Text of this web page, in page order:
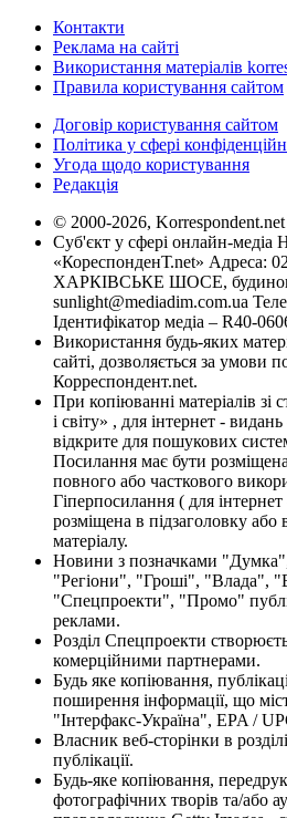
Контакти
Реклама на сайті
Використання матеріалів
Правила користування сайтом
Договір користування сайтом
Політика у сфері
Угода щодо користування
Редакція
© 2000-2026, Korrespondent.net
Суб'єкт у сфері онлайн-медіа
«КореспонденТ.net» Адреса:
ХАРКІВСЬКЕ ШОСЕ, будинок
sunlight@mediadim.com.ua
Ідентифікатор медіа – R40-
Використання будь-яких
сайті, дозволяється за умови
Корреспондент.net.
При копіюванні матеріалів
і світу» , для інтернет -
відкрите для пошукових
Посилання має бути
повного або часткового
Гіперпосилання ( для
розміщена в підзаголовку або
матеріалу.
Новини з позначками
"Регіони", "Гроші", "Влада",
"Спецпроекти", "Промо"
реклами.
Розділ Спецпроекти
комерційними партнерами.
Будь яке копіювання,
поширення інформації, що
"Інтерфакс-Україна", EPA /
Власник веб-сторінки в
публікації.
Будь-яке копіювання,
фотографічних творів та/або